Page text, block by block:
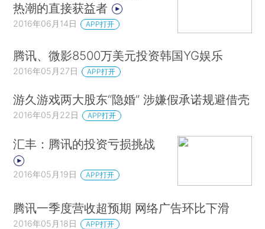
热潮的直接获益者
2016年06月14日 APP打开
腾讯、微影8500万美元投资韩国YG娱乐
2016年05月27日 APP打开
游久游戏两大股东“隐婚” 涉嫌假承诺规避借壳
2016年05月22日 APP打开
汇丰：腾讯的投资亏损挑战
2016年05月19日 APP打开
腾讯一季度营收超预期 网络广告环比下滑
2016年05月18日 APP打开